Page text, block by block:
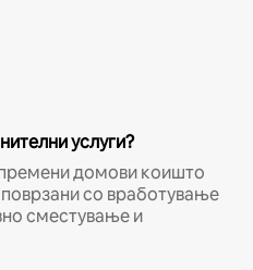
услуги?
домови коишто
со вработување
сместување и